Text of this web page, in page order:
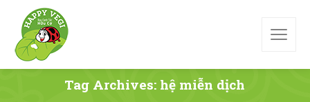
Tag Archives: hệ miễn dịch